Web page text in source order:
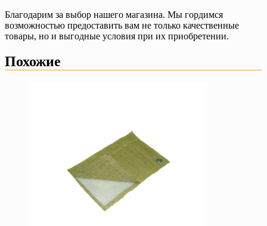
Благодарим за выбор нашего магазина. Мы гордимся
возможностью предоставить вам не только качественные
товары, но и выгодные условия при их приобретении.
Похожие